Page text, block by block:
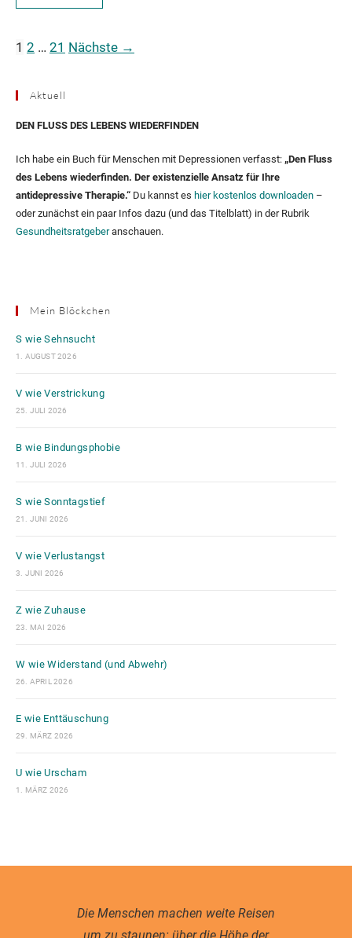
1 2 … 21 Nächste →
Aktuell
DEN FLUSS DES LEBENS WIEDERFINDEN
Ich habe ein Buch für Menschen mit Depressionen verfasst: „Den Fluss
des Lebens wiederfinden. Der existenzielle Ansatz für Ihre
antidepressive Therapie.“ Du kannst es hier kostenlos downloaden –
oder zunächst ein paar Infos dazu (und das Titelblatt) in der Rubrik
Gesundheitsratgeberanschauen.
Mein Blöckchen
S wie Sehnsucht
1. AUGUST 2026
V wie Verstrickung
25. JULI 2026
B wie Bindungsphobie
11. JULI 2026
S wie Sonntagstief
21. JUNI 2026
V wie Verlustangst
3. JUNI 2026
Z wie Zuhause
23. MAI 2026
W wie Widerstand (und Abwehr)
26. APRIL 2026
E wie Enttäuschung
29. MÄRZ 2026
U wie Urscham
1. MÄRZ 2026
Die Menschen machen weite Reisen